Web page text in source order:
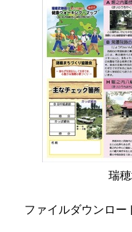
瑞
ファイルダウンロー